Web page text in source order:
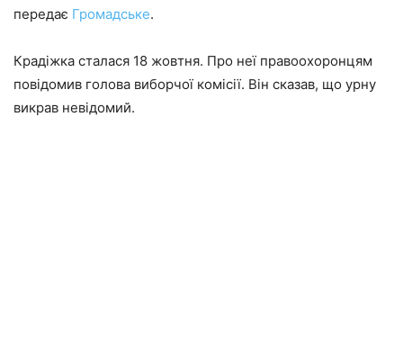
передає Громадське.
Крадіжка сталася 18 жовтня. Про неї правоохоронцям
повідомив голова виборчої комісії. Він сказав, що урну
викрав невідомий.